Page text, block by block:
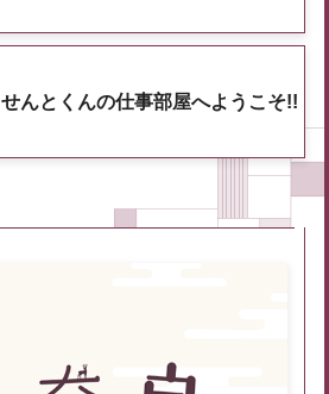
せんとくんの仕事部屋へようこそ!!